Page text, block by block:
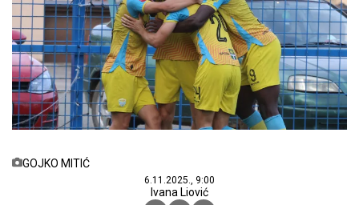
GOJKO MITIĆ
6.11.2025., 9:00
Ivana Liović